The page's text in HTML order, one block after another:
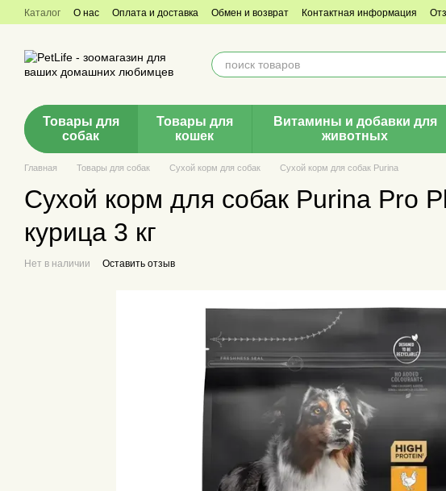
Перейти к основному контенту
Каталог О нас Оплата и доставка Обмен и возврат Контактная информация
Товары для
собак
Товары для
кошек
Витамины и добавки для
животных
Главная Товары для собак Сухой корм для собак Сухой корм для собак Purina
Сухой корм для собак Purina Pro
курица 3 кг
Нет в наличии Оставить отзыв